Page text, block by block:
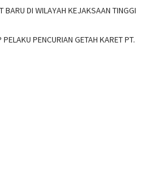
DI WILAYAH KEJAKSAAN TINGGI
PENCURIAN GETAH KARET PT.